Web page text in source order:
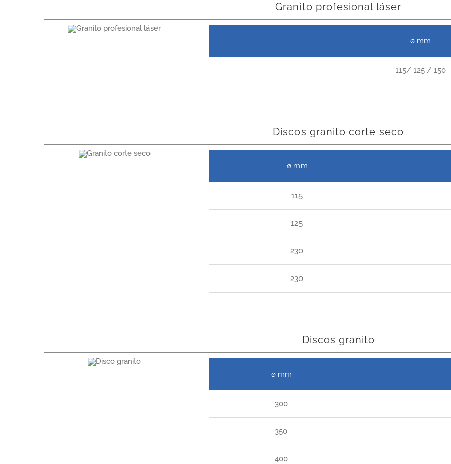
Granito profesional láser
ø mm
115/ 125 / 150
Discos granito corte seco
ø mm
115
125
230
230
Discos granito
ø mm
300
350
400